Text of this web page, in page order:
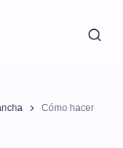
Cómo hacer